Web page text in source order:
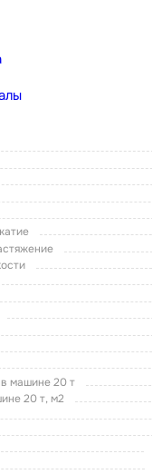
машине 20 т
20 т, м2